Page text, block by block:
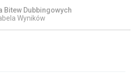
Bitew Dubbingowych
Wyników